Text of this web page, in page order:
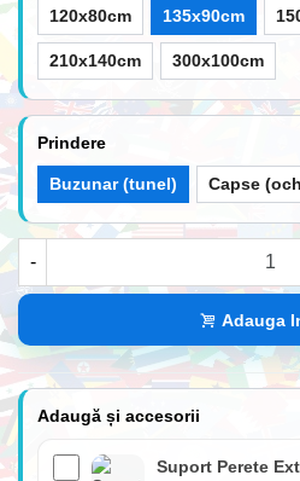
120x80cm 135x90cm
210x140cm 300x100cm
Prindere
Buzunar (tunel) Capse
-
Adauga
Adaugă și accesorii
Suport Perete